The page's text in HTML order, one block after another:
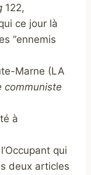
122,
ce jour là
“ennemis
Marne (LA
communiste
à
qui
deux articles